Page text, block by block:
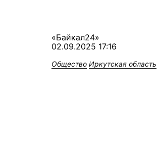
«Байкал24»
02.09.2025 17:16
Общество Иркутская область